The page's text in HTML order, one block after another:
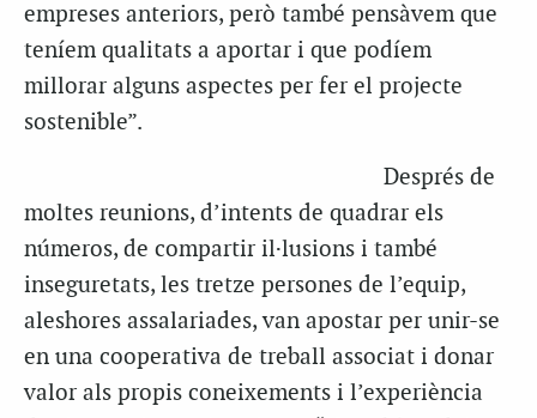
empreses anteriors, però també pensàvem que
teníem qualitats a aportar i que podíem
millorar alguns aspectes per fer el projecte
sostenible”.
Després de
moltes reunions, d’intents de quadrar els
números, de compartir il·lusions i també
inseguretats, les tretze persones de l’equip,
aleshores assalariades, van apostar per unir-se
en una cooperativa de treball associat i donar
valor als propis coneixements i l’experiència